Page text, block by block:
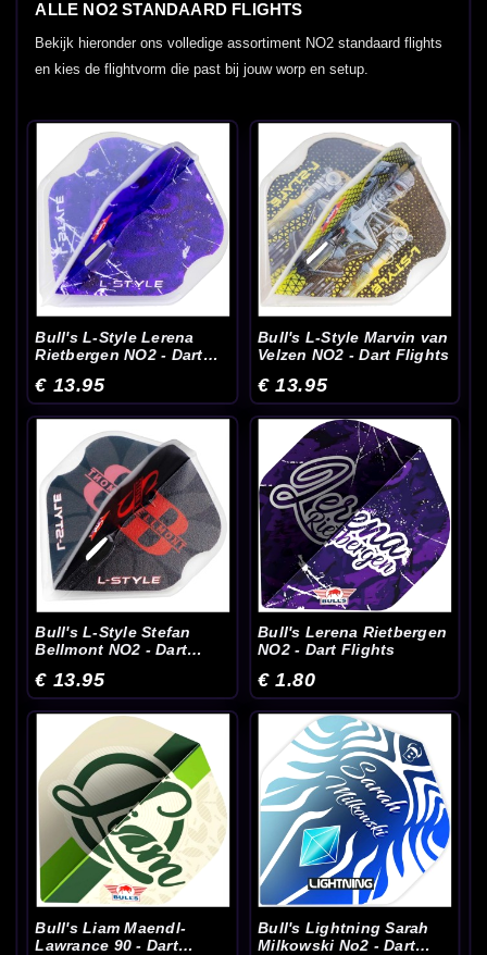
ALLE NO2 STANDAARD FLIGHTS
Bekijk hieronder ons volledige assortiment NO2 standaard flights
en kies de flightvorm die past bij jouw worp en setup.
Bull's L-Style Lerena
Rietbergen NO2 - Dart
€ 13.95
Bull's L-Style Marvin van
Velzen NO2 - Dart Flights
€ 13.95
Bull's L-Style Stefan
Bellmont NO2 - Dart
€ 13.95
Bull's Lerena Rietbergen
NO2 - Dart Flights
€ 1.80
Bull's Liam Maendl-
Lawrance 90 - Dart
Bull's Lightning Sarah
Milkowski No2 - Dart